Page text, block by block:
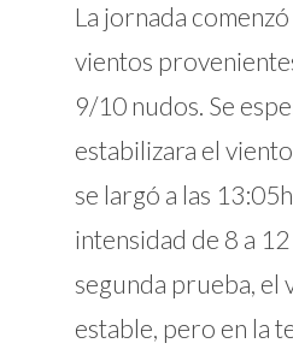
La jornada
vientos
9/10 nudos. Se
estabilizara el
se largó a las
intensidad de 8 a
segunda prueba, el
estable, pero en la